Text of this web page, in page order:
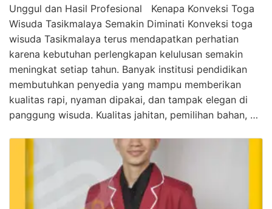
Unggul dan Hasil Profesional Kenapa Konveksi Toga
Wisuda Tasikmalaya Semakin Diminati Konveksi toga
wisuda Tasikmalaya terus mendapatkan perhatian
karena kebutuhan perlengkapan kelulusan semakin
meningkat setiap tahun. Banyak institusi pendidikan
membutuhkan penyedia yang mampu memberikan
kualitas rapi, nyaman dipakai, dan tampak elegan di
panggung wisuda. Kualitas jahitan, pemilihan bahan, …